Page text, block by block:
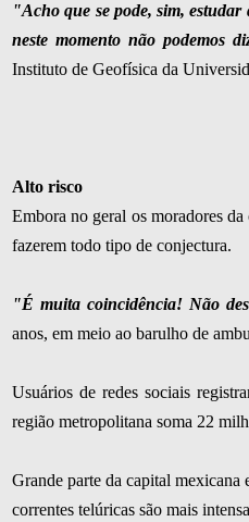
"Acho que se pode, sim,
neste momento não podemos
Instituto de Geofísica da
Alto risco
Embora no geral os moradores
fazerem todo tipo de conjectura.
"É muita coincidência! Não
anos, em meio ao barulho de
Usuários de redes sociais
região metropolitana soma 22
Grande parte da capital mexicana
correntes telúricas são mais